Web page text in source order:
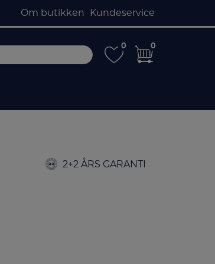
Om butikken Kundeservice
0
0 0
0
2+2 ÅRS GARANTI